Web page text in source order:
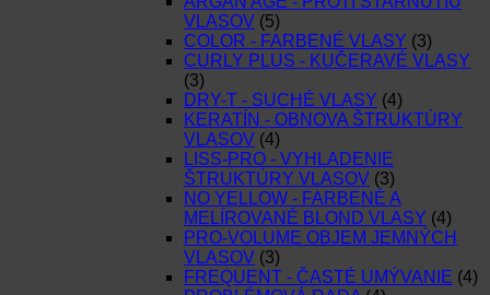
VLASOV (5)
COLOR - FARBENÉ VLASY (3)
CURLY PLUS - KUČERAVÉ VLASY
(3)
DRY-T - SUCHÉ VLASY (4)
KERATÍN - OBNOVA ŠTRUKTÚRY
VLASOV (4)
LISS-PRO - VYHLADENIE
ŠTRUKTÚRY VLASOV (3)
NO YELLOW - FARBENÉ A
MELÍROVANÉ BLOND VLASY (4)
PRO-VOLUME OBJEM JEMNÝCH
VLASOV (3)
FREQUENT - ČASTÉ UMÝVANIE (4)